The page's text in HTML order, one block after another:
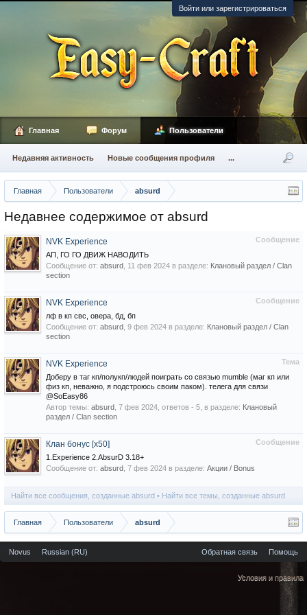
Войти или зарегистрироваться
Главная Пользователи absurd
Недавнее содержимое от absurd
Сообщение
NVK Experience
АП, ГО ГО ДВИЖ НАВОДИТЬ
Сообщение от: absurd 11 фев 2024 в разделе: Клановый раздел / Сlan
section
Сообщение
NVK Experience
лф в кп свс, овера, бд, бп
Сообщение от: absurd 9 фев 2024 в разделе: Клановый раздел / Сlan
section
Тема
NVK Experience
Доберу в таг кп/полукп/людей поиграть со связью mumble (маг кп или
физ кп, неважно, я подстроюсь своим паком). телега для связи
@SoEasy86
Автор темы: absurd 7 фев 2024 , ответов - 5, в разделе: Клановый
раздел / Сlan section
Сообщение
Клан бонус [x50]
1.Experience 2.AbsurD 3.18+
Сообщение от: absurd 7 фев 2024 в разделе: Акции / Bonus
Найти все сообщения, созданные absurd Найти все темы, созданные absurd
Главная Пользователи absurd
Главная Форум Пользователи
Недавняя активность Новые сообщения профиля ...
Novus Russian (RU) Обратная связь Помощь
Условия и правила